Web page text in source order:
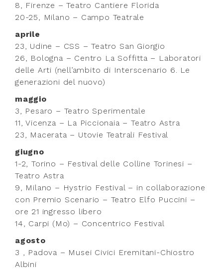
8, Firenze – Teatro Cantiere Florida
20-25, Milano – Campo Teatrale
aprile
23, Udine – CSS – Teatro San Giorgio
26, Bologna – Centro La Soffitta – Laboratori
delle Arti (nell’ambito di Interscenario 6. Le
generazioni del nuovo)
maggio
3, Pesaro – Teatro Sperimentale
11, Vicenza – La Piccionaia – Teatro Astra
23, Macerata – Utovie Teatrali Festival
giugno
1-2, Torino – Festival delle Colline Torinesi –
Teatro Astra
9, Milano – Hystrio Festival – in collaborazione
con Premio Scenario – Teatro Elfo Puccini –
ore 21 ingresso libero
14, Carpi (Mo) – Concentrico Festival
agosto
3 , Padova – Musei Civici Eremitani-Chiostro
Albini